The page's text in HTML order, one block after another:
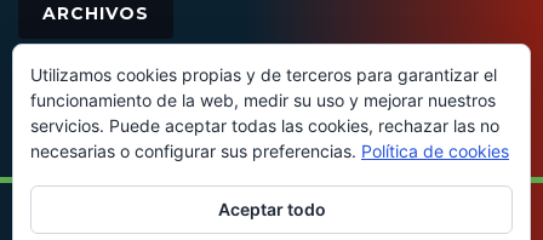
ARCHIVOS
Utilizamos cookies propias y de terceros para garantizar el
funcionamiento de la web, medir su uso y mejorar nuestros
servicios. Puede aceptar todas las cookies, rechazar las no
necesarias o configurar sus preferencias. Política de cookies
Aceptar todo